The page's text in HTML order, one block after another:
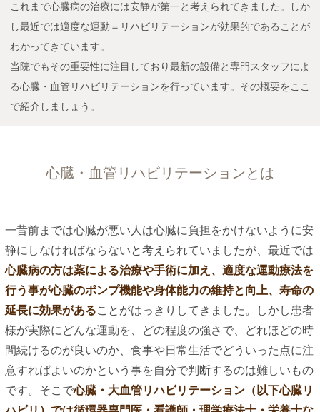
これまで心臓病の治療には安静が第一と考えられてきました。しか
し最近では適度な運動＝リハビリテーションが効果的であることが
わかってきています。
当院でもその重要性に注目しており最新の設備と専門スタッフによ
る心臓・血管リハビリテーションを行っています。その概要をここ
で紹介しましょう。
心臓・血管リハビリテーションとは
一昔前までは心臓が悪い人は心臓に負担をかけないように安
静にしなければならないと考えられていましたが、最近では
心臓病の方は薬による治療や手術に加え、適度な運動療法を
行う事が心臓のポンプ機能や身体能力の維持と向上、寿命の
延長に効果があることがはっきりしてきました。しかし患者
様が実際にどんな運動を、どの程度の強さで、どれほどの時
間続けるのが良いのか、食事や日常生活でどういった点に注
意すればよいのかという事を自分で判断するのは難しいもの
です。そこで心臓・大血管リハビリテーション（以下心臓リ